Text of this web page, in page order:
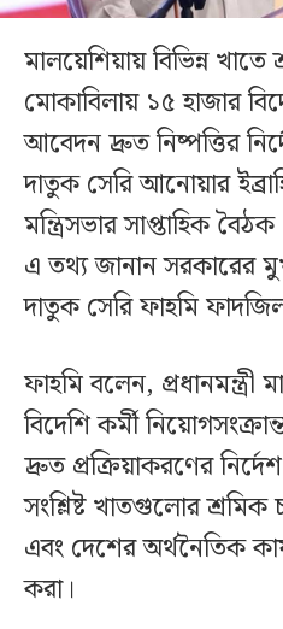
মালয়েশিয়ায় বিভিন্ন
মোকাবিলায় ১৫ হাজার
আবেদন দ্রুত নিষ্পত্তির
দাতুক সেরি আনোয়ার
মন্ত্রিসভার সাপ্তাহিক
এ তথ্য জানান সরকারের
দাতুক সেরি ফাহমি
ফাহমি বলেন, প্রধানমন্ত্রী
বিদেশি কর্মী
দ্রুত প্রক্রিয়াকরণের
সংশ্লিষ্ট খাতগুলোর শ্রমিক
এবং দেশের অর্থনৈতিক
করা।